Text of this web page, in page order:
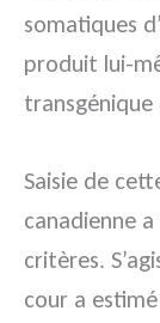
somatiques
produit lui-
transgénique
Saisie de
canadienne
critères.
cour a